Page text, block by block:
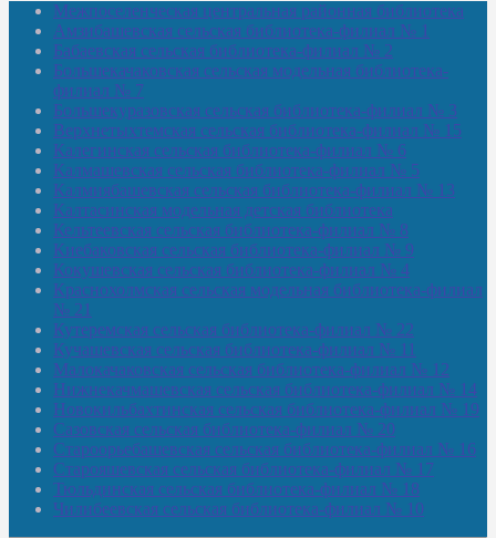
Межпоселенческая центральная районная библиотека
Амзибашевская сельская библиотека-филиал № 1
Бабаевская сельская библиотека-филиал № 2
Большекачаковская сельская модельная библиотека-
филиал № 7
Большекуразовская сельская библиотека-филиал № 3
Верхнетыхтемская сельская библиотека-филиал № 15
Калегинская сельская библиотека-филиал № 6
Калмашевская сельская библиотека-филиал № 5
Калмиябашевская сельская библиотека-филиал № 13
Калтасинская модельная детская библиотека
Кельтеевская сельская библиотека-филиал № 8
Киебаковская сельская библиотека-филиал № 9
Кокушевская сельская библиотека-филиал № 4
Краснохолмская сельская модельная библиотека-филиал
№ 21
Кутеремская сельская библиотека-филиал № 22
Кучашевская сельская библиотека-филиал № 11
Малокачаковская сельская библиотека-филиал № 12
Нижнекачмашевская сельская библиотека-филиал № 14
Новокильбахтинская сельская библиотека-филиал № 19
Сазовская сельская библиотека-филиал № 20
Староорьебашевская сельская библиотека-филиал № 16
Старояшевская сельская библиотека-филиал № 17
Тюльдинская сельская библиотека-филиал № 18
Чилибеевская сельская библиотека-филиал № 10